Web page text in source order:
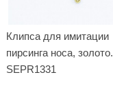
Клипса для имитации
пирсинга носа, золото.
SEPR1331